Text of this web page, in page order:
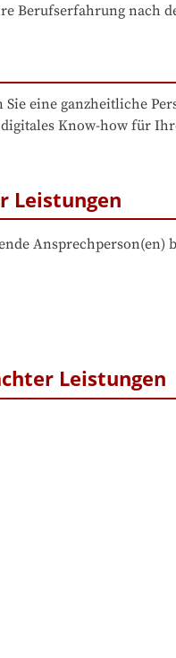
Berufserfahrung nach
eine ganzheitliche
Know-how für
Leistungen
Ansprechperson(en)
Leistungen